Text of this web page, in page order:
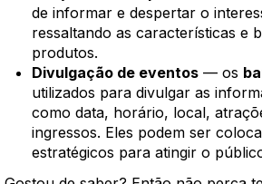
de informar e despertar o
ressaltando as características e
produtos.
Divulgação de eventos — os
utilizados para divulgar as
como data, horário, local,
ingressos. Eles podem ser
estratégicos para atingir o